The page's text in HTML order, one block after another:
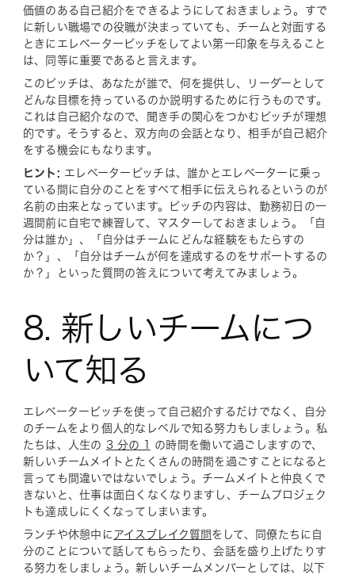
価値のある自己紹介をできるようにしておきましょう。すで
に新しい職場での役職が決まっていても、チームと対面する
ときにエレベーターピッチをしてよい第一印象を与えること
は、同等に重要であると言えます。
このピッチは、あなたが誰で、何を提供し、リーダーとして
どんな目標を持っているのか説明するために行うものです。
これは自己紹介なので、聞き手の関心をつかむピッチが理想
的です。そうすると、双方向の会話となり、相手が自己紹介
をする機会にもなります。
ヒント: エレベーターピッチは、誰かとエレベーターに乗っ
ている間に自分のことをすべて相手に伝えられるというのが
名前の由来となっています。ピッチの内容は、勤務初日の一
週間前に自宅で練習して、マスターしておきましょう。「自
分は誰か」、「自分はチームにどんな経験をもたらすの
か？」、「自分はチームが何を達成するのをサポートするの
か？」といった質問の答えについて考えてみましょう。
8. 新しいチームにつ
いて知る
エレベーターピッチを使って自己紹介するだけでなく、自分
のチームをより個人的なレベルで知る努力もしましょう。私
たちは、人生の 3 分の 1
の時間を働いて過ごしますので、
新しいチームメイトとたくさんの時間を過ごすことになると
言っても間違いではないでしょう。チームメイトと仲良くで
きないと、仕事は面白くなくなりますし、チームプロジェク
トも達成しにくくなってしまいます。
ランチや休憩中にアイスブレイク質問 をして、同僚たちに自
分のことについて話してもらったり、会話を盛り上げたりす
る努力をしましょう。新しいチームメンバーとしては、以下